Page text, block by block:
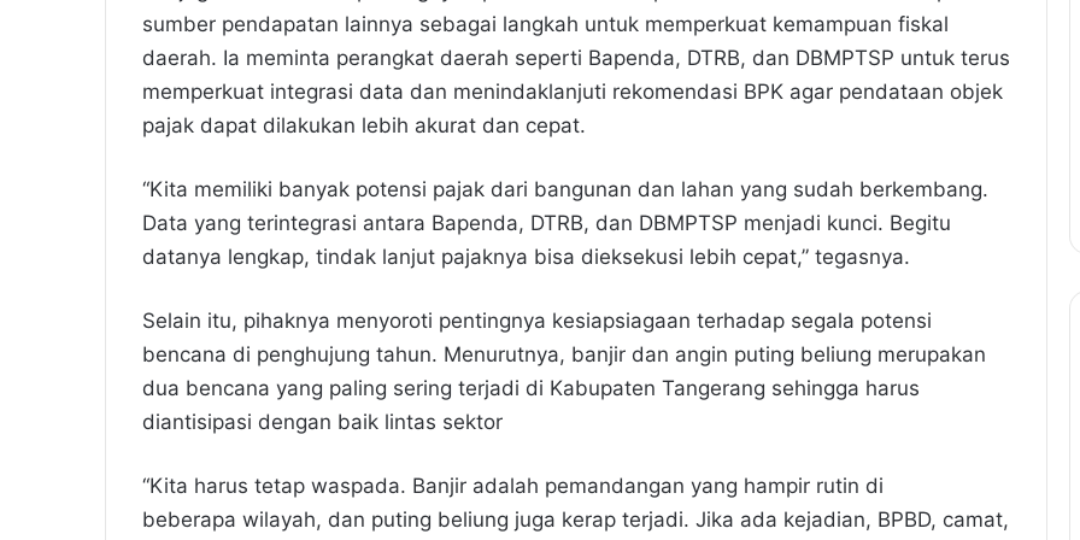
sumber pendapatan lainnya sebagai langkah untuk memperkuat kemampuan fiskal
daerah. Ia meminta perangkat daerah seperti Bapenda, DTRB, dan DBMPTSP untuk terus
memperkuat integrasi data dan menindaklanjuti rekomendasi BPK agar pendataan objek
pajak dapat dilakukan lebih akurat dan cepat.
“Kita memiliki banyak potensi pajak dari bangunan dan lahan yang sudah berkembang.
Data yang terintegrasi antara Bapenda, DTRB, dan DBMPTSP menjadi kunci. Begitu
datanya lengkap, tindak lanjut pajaknya bisa dieksekusi lebih cepat,” tegasnya.
Selain itu, pihaknya menyoroti pentingnya kesiapsiagaan terhadap segala potensi
bencana di penghujung tahun. Menurutnya, banjir dan angin puting beliung merupakan
dua bencana yang paling sering terjadi di Kabupaten Tangerang sehingga harus
diantisipasi dengan baik lintas sektor
“Kita harus tetap waspada. Banjir adalah pemandangan yang hampir rutin di
beberapa wilayah, dan puting beliung juga kerap terjadi. Jika ada kejadian, BPBD, camat,